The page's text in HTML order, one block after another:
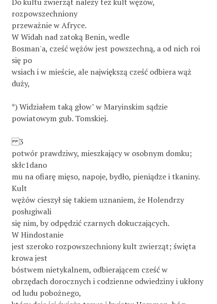
rozpowszechniony
przeważnie w Afryce.
W Widah nad zatoką Benin, wedle
Bosman'a, cześć wężów jest powszechną, a od nich roi
się po
wsiach i w mieście, ale największą cześć odbiera wąż
duży,
*) Widziałem taką głow" w Maryinskim sądzie
powiatowym gub. Tomskiej.
3
potwór prawdziwy, mieszkający w osobnym domku;
skłc1dano
mu na ofiarę mięso, napoje, bydło, pieniądze i tkaniny.
Kult
wężów cieszył się takiem uznaniem, że Holendrzy
posługiwali
się nim, by odpędzić czarnych dokuczających.
W Hindostanie
jest szeroko rozpowszechniony kult zwierząt; święta
krowa jest
bóstwem nietykalnem, odbierającem cześć w
obrzędach dorocznych i codzienne odwiedziny i ukłony
od ludu pobożnego,